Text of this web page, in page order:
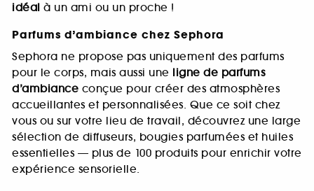
idéal à un ami ou un proche !
Parfums d’ambiance chez Sephora
Sephora ne propose pas uniquement des parfums
pour le corps, mais aussi une ligne de parfums
d’ambiance conçue pour créer des atmosphères
accueillantes et personnalisées. Que ce soit chez
vous ou sur votre lieu de travail, découvrez une large
sélection de diffuseurs, bougies parfumées et huiles
essentielles — plus de 100 produits pour enrichir votre
expérience sensorielle.